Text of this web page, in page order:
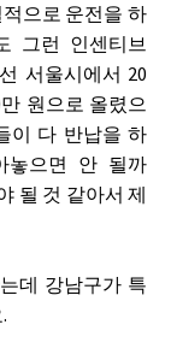
으로 운전을 하
그런 인센티브
서울시에서 20
원으로 올렸으
이 다 반납을 하
놓으면 안 될까
될 것 같아서 제
데 강남구가 특